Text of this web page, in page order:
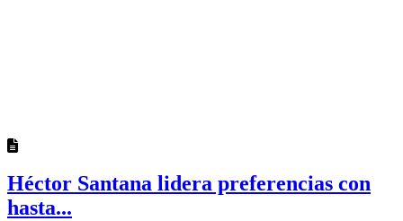
Héctor Santana lidera preferencias con
hasta...